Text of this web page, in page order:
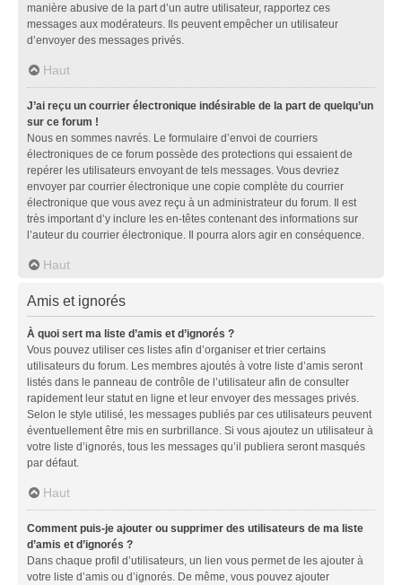
manière abusive de la part d’un autre utilisateur, rapportez ces
messages aux modérateurs. Ils peuvent empêcher un utilisateur
d’envoyer des messages privés.
Haut
J’ai reçu un courrier électronique indésirable de la part de quelqu’un
sur ce forum !
Nous en sommes navrés. Le formulaire d’envoi de courriers
électroniques de ce forum possède des protections qui essaient de
repérer les utilisateurs envoyant de tels messages. Vous devriez
envoyer par courrier électronique une copie complète du courrier
électronique que vous avez reçu à un administrateur du forum. Il est
très important d’y inclure les en-têtes contenant des informations sur
l’auteur du courrier électronique. Il pourra alors agir en conséquence.
Haut
Amis et ignorés
À quoi sert ma liste d’amis et d’ignorés ?
Vous pouvez utiliser ces listes afin d’organiser et trier certains
utilisateurs du forum. Les membres ajoutés à votre liste d’amis seront
listés dans le panneau de contrôle de l’utilisateur afin de consulter
rapidement leur statut en ligne et leur envoyer des messages privés.
Selon le style utilisé, les messages publiés par ces utilisateurs peuvent
éventuellement être mis en surbrillance. Si vous ajoutez un utilisateur à
votre liste d’ignorés, tous les messages qu’il publiera seront masqués
par défaut.
Haut
Comment puis-je ajouter ou supprimer des utilisateurs de ma liste
d’amis et d’ignorés ?
Dans chaque profil d’utilisateurs, un lien vous permet de les ajouter à
votre liste d’amis ou d’ignorés. De même, vous pouvez ajouter